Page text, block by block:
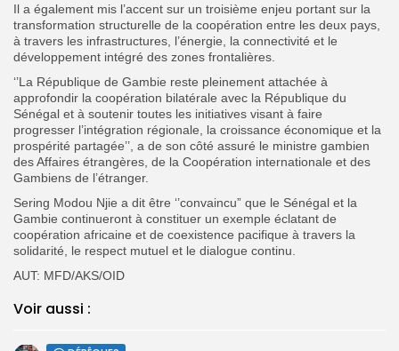
Il a également mis l’accent sur un troisième enjeu portant sur la
transformation structurelle de la coopération entre les deux pays,
à travers les infrastructures, l’énergie, la connectivité et le
développement intégré des zones frontalières.
‘’La République de Gambie reste pleinement attachée à
approfondir la coopération bilatérale avec la République du
Sénégal et à soutenir toutes les initiatives visant à faire
progresser l’intégration régionale, la croissance économique et la
prospérité partagée’’, a de son côté assuré le ministre gambien
des Affaires étrangères, de la Coopération internationale et des
Gambiens de l’étranger.
Sering Modou Njie a dit être ‘’convaincu” que le Sénégal et la
Gambie continueront à constituer un exemple éclatant de
coopération africaine et de coexistence pacifique à travers la
solidarité, le respect mutuel et le dialogue continu.
AUT: MFD/AKS/OID
Voir aussi :